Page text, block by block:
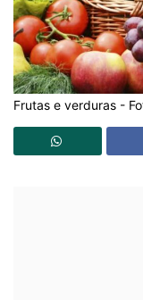
Frutas e verduras -